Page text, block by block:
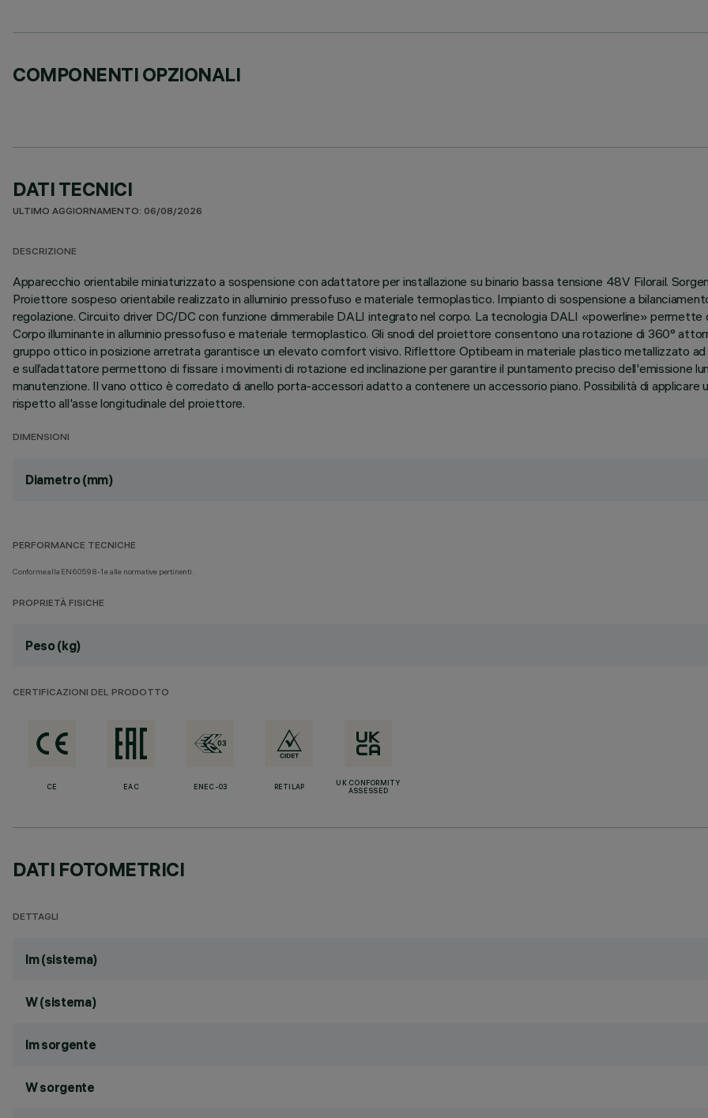
COMPONENTI OPZIONALI
DATI TECNICI
ULTIMO AGGIORNAMENTO: 06/08/2026
DESCRIZIONE
Apparecchio orientabile miniaturizzato a sospensione con adattatore per installazione su binario bassa tensione 48V Filorail.
Proiettore sospeso orientabile realizzato in alluminio pressofuso e materiale termoplastico. Impianto di sospensione a
regolazione. Circuito driver DC/DC con funzione dimmerabile DALI integrato nel corpo. La tecnologia DALI «powerline»
Corpo illuminante in alluminio pressofuso e materiale termoplastico. Gli snodi del proiettore consentono una rotazione di 360°
gruppo ottico in posizione arretrata garantisce un elevato comfort visivo. Riflettore Optibeam in materiale plastico metallizzato
e sull’adattatore permettono di fissare i movimenti di rotazione ed inclinazione per garantire il puntamento preciso dell'emissione
manutenzione. Il vano ottico è corredato di anello porta-accessori adatto a contenere un accessorio piano. Possibilità di
rispetto all'asse longitudinale del proiettore.
DIMENSIONI
Diametro (mm)
PERFORMANCE TECNICHE
Conforme alla EN60598-1 e alle normative pertinenti.
PROPRIETÀ FISICHE
Peso (kg)
CERTIFICAZIONI DEL PRODOTTO
CE EAC ENEC-03 RETILAP
UK CONFORMITY
ASSESSED
DATI FOTOMETRICI
DETTAGLI
lm (sistema)
W (sistema)
lm sorgente
W sorgente